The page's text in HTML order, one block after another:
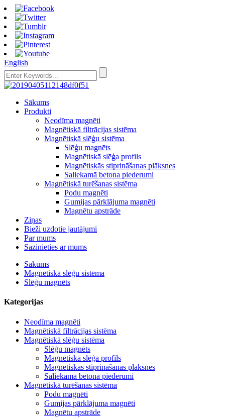
English
Sākums
Produkti
Neodīma magnēti
Magnētiskā filtrācijas sistēma
Magnētiskā slēģu sistēma
Slēģu magnēts
Magnētiskā slēģa profils
Magnētiskās stiprināšanas plāksnes
Saliekamā betona piederumi
Magnētiskā turēšanas sistēma
Podu magnēti
Gumijas pārklājuma magnēti
Magnētu apstrāde
Ziņas
Bieži uzdotie jautājumi
Par mums
Sazinieties ar mums
Sākums
Magnētiskā slēģu sistēma
Slēģu magnēts
Kategorijas
Neodīma magnēti
Magnētiskā filtrācijas sistēma
Magnētiskā slēģu sistēma
Slēģu magnēts
Magnētiskā slēģa profils
Magnētiskās stiprināšanas plāksnes
Saliekamā betona piederumi
Magnētiskā turēšanas sistēma
Podu magnēti
Gumijas pārklājuma magnēti
Magnētu apstrāde